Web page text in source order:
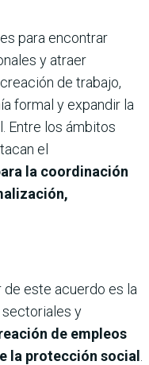
para encontrar
y atraer
de trabajo,
formal y expandir la
Entre los ámbitos
el
la coordinación
este acuerdo es la
y
de empleos
la protección social